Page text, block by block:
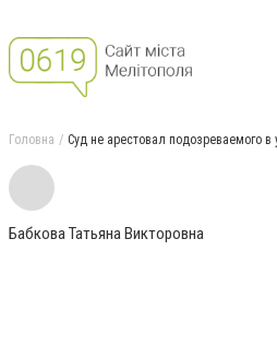
Головна Суд не арестовал подозреваемого в
Бабкова Татьяна Викторовна